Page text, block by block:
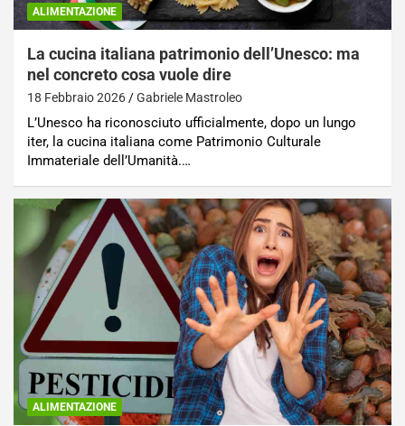
ALIMENTAZIONE
La cucina italiana patrimonio dell’Unesco: ma
nel concreto cosa vuole dire
18 Febbraio 2026 Gabriele Mastroleo
L’Unesco ha riconosciuto ufficialmente, dopo un lungo
iter, la cucina italiana come Patrimonio Culturale
Immateriale dell’Umanità.…
ALIMENTAZIONE